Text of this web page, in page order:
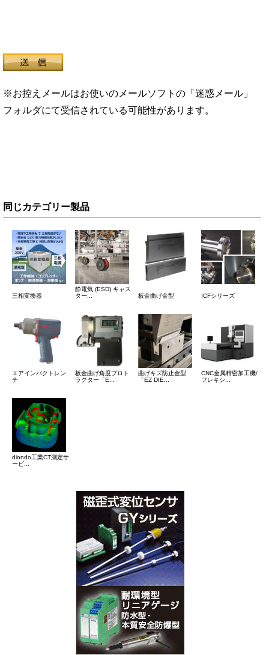
※お控えメールはお使いのメールソフトの「迷惑メール」
フォルダにて受信されている可能性があります。
同じカテゴリー製品
三相変換器
静電気 (ESD) キャス
ター...
板金曲げ金型 ICFシリーズ
エアインパクトレン
チ
板金曲げ角度プロト
ラクター「E...
曲げキズ防止金型
「EZ DIE...
CNC金属精密加工機/
フレキシ...
diondo工業CT測定サ
ービ...